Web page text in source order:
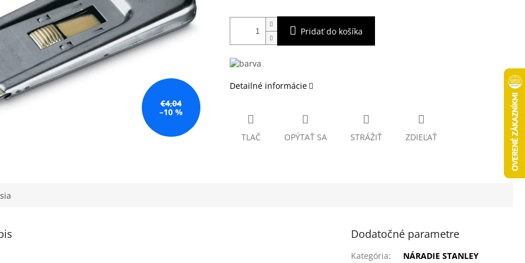
€4,04
–10 %
Pridať do košíka
Detailné informácie
TLAČ OPÝTAŤ SA STRÁŽIŤ ZDIEĽAŤ
Dodatočné parametre
Kategória:
NÁRADIE STANLEY